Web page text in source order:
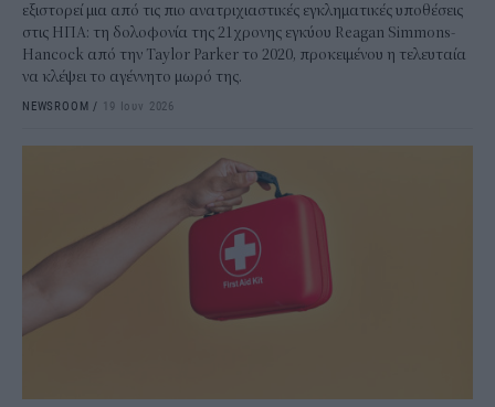
εξιστορεί μια από τις πιο ανατριχιαστικές εγκληματικές υποθέσεις
στις ΗΠΑ: τη δολοφονία της 21χρονης εγκύου Reagan Simmons-
Hancock από την Taylor Parker το 2020, προκειμένου η τελευταία
να κλέψει το αγέννητο μωρό της.
NEWSROOM / 19 Ιουν 2026